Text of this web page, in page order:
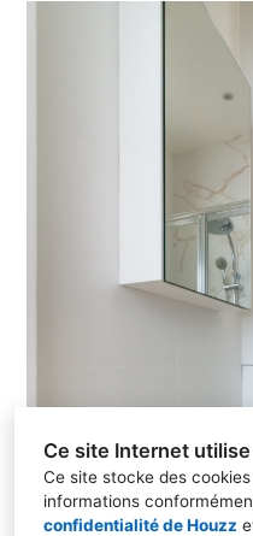
Ce site Internet
Ce site stocke des
informations
confidentialité de Houzz